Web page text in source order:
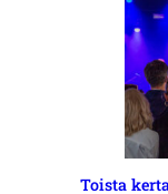
Toista